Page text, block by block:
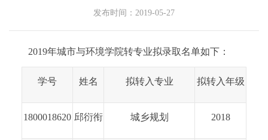
发布时间：2019-05-27
2019年城市与环境学院转专业拟录取名单如下：
学号 姓名 拟转入专业 拟转入年级
1800018620 邱衍衔 城乡规划 2018